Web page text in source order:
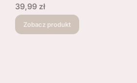
Cena
39,99 zł
Zobacz produkt